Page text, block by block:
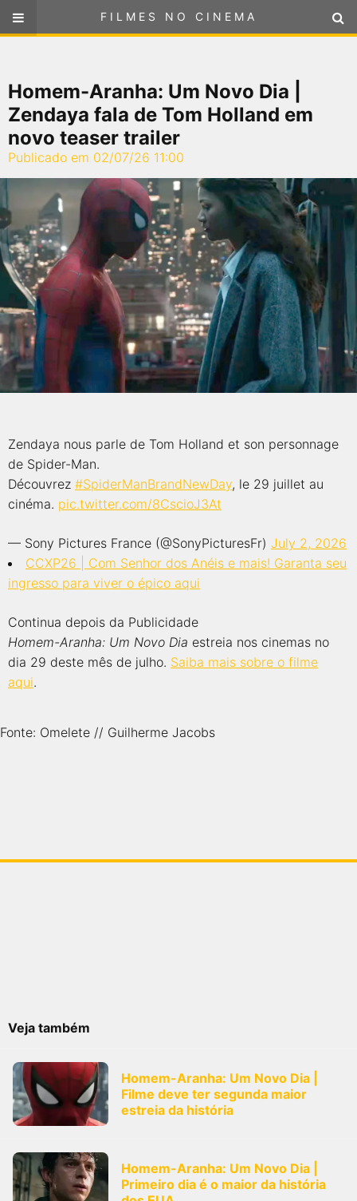
FILMES NO CINEMA
selecione sua localização
Homem-Aranha: Um Novo Dia |
Zendaya fala de Tom Holland em
novo teaser trailer
Publicado em 02/07/26 11:00
Zendaya nous parle de Tom Holland et son personnage
de Spider-Man.
Découvrez #SpiderManBrandNewDay, le 29 juillet au
cinéma. pic.twitter.com/8CscioJ3At
— Sony Pictures France (@SonyPicturesFr) July 2, 2026
CCXP26 | Com Senhor dos Anéis e mais! Garanta seu
ingresso para viver o épico aqui
Continua depois da Publicidade
Homem-Aranha: Um Novo Dia estreia nos cinemas no
dia 29 deste mês de julho. Saiba mais sobre o filme
aqui.
Fonte: Omelete // Guilherme Jacobs
Veja também
Homem-Aranha: Um Novo Dia |
Filme deve ter segunda maior
estreia da história
Homem-Aranha: Um Novo Dia |
Primeiro dia é o maior da história
FILMES NO CINEMA
FILMES EM CARTAZ
PRÓXIMOS LANÇAMENTOS
GÊNEROS
NOTÍCIAS
PÁGINA INICIAL
FilmesNoCinema.com.bré o maior localizador de filmes e
sessões de cinema no Brasil. Através dele, você pode
encontrar os filmes no cinema mais próximos a você ou a
qualquer cidade em território brasileiro. Você pode também
acessar informações sobre cinemas, horários, assistir aos
trailers e muito mais.